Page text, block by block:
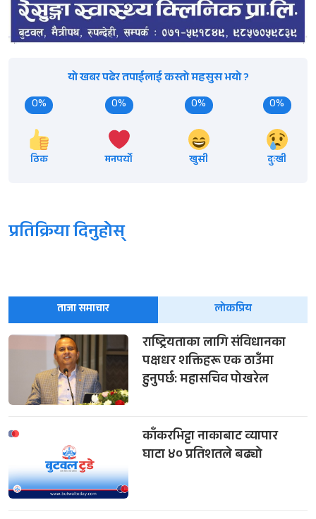
यो खबर पढेर तपाईलाई कस्तो महसुस भयो ?
0%
ठिक
0%
मनपर्यो
0%
खुसी
0%
दुःखी
प्रतिक्रिया दिनुहोस्
ताजा समाचार लोकप्रिय
राष्ट्रियताका लागि संविधानका
पक्षधर शक्तिहरू एक ठाउँमा
हुनुपर्छ: महासचिव पोखरेल
काँकरभिट्टा नाकाबाट व्यापार
घाटा ४० प्रतिशतले बढ्यो